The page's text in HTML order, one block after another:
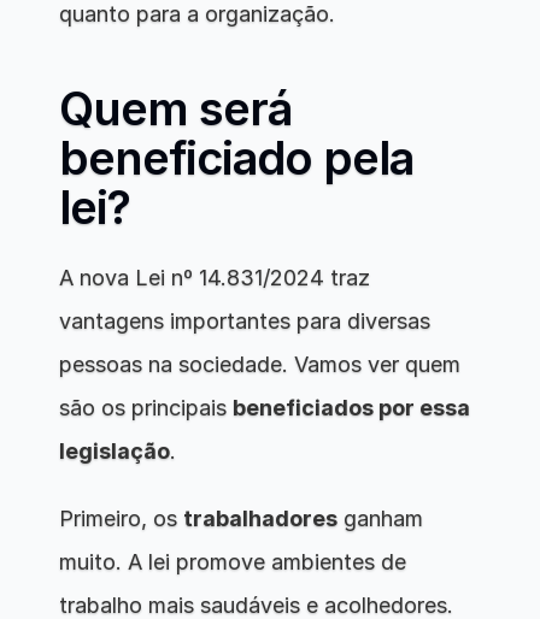
quanto para a organização.
Quem será
beneficiado pela
lei?
A nova Lei nº 14.831/2024 traz
vantagens importantes para diversas
pessoas na sociedade. Vamos ver quem
são os principais beneficiados por essa
legislação.
Primeiro, os trabalhadores ganham
muito. A lei promove ambientes de
trabalho mais saudáveis e acolhedores.